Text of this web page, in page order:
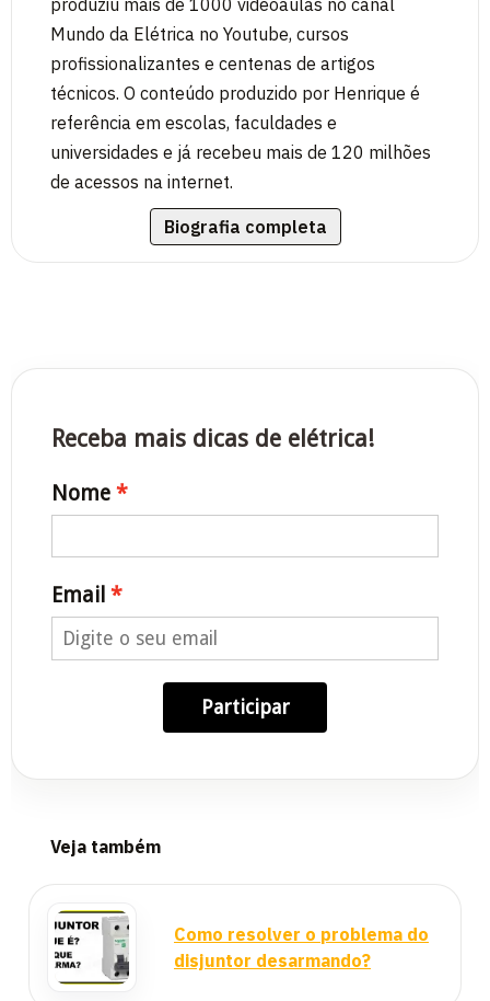
Mundo da Elétrica no Youtube, cursos
profissionalizantes e centenas de artigos
técnicos. O conteúdo produzido por Henrique é
referência em escolas, faculdades e
universidades e já recebeu mais de 120 milhões
de acessos na internet.
Biografia completa
Receba mais dicas de elétrica!
Nome
Email
Participar
Veja também
Como resolver o problema do
disjuntor desarmando?